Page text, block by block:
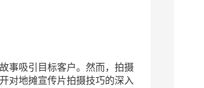
事吸引目标客户。然而，拍摄
对地摊宣传片拍摄技巧的深入